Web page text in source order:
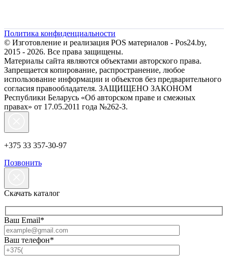
Политика конфиденциальности
© Изготовление и реализация POS материалов - Pos24.by,
2015 - 2026. Все права защищены.
Материалы сайта являются объектами авторского права.
Запрещается копирование, распространение, любое
использование информации и объектов без предварительного
согласия правообладателя. ЗАЩИЩЕНО ЗАКОНОМ
Республики Беларусь «Об авторском праве и смежных
правах» от 17.05.2011 года №262-З.
+375 33 357-30-97
Позвонить
Скачать каталог
Ваш Email*
Ваш телефон*